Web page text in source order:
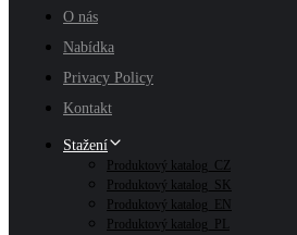
O nás
Nabídka
Privacy Policy
Kontakt
Stažení
Produktový katalog_CZ
Produktový katalog_SK
Produktový katalog_EN
Produktový katalog_PL